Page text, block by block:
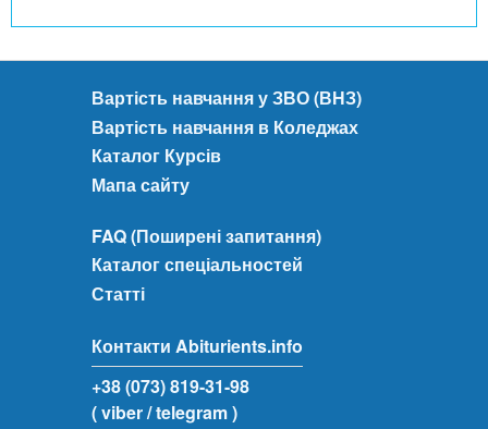
Вартість навчання у ЗВО (ВНЗ)
Вартість навчання в Коледжах
Каталог Курсів
Мапа сайту
FAQ (Поширені запитання)
Каталог спеціальностей
Статті
Контакти Abiturients.info
+38 (073) 819-31-98
( viber/ telegram )